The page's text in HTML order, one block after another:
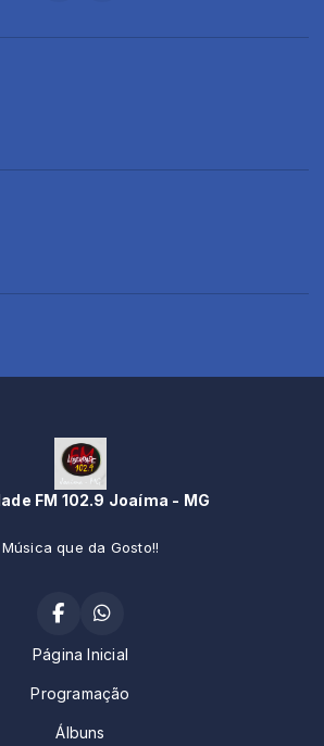
FM 102.9 Joaíma - MG
Música que da Gosto!!
Página Inicial
Programação
Álbuns